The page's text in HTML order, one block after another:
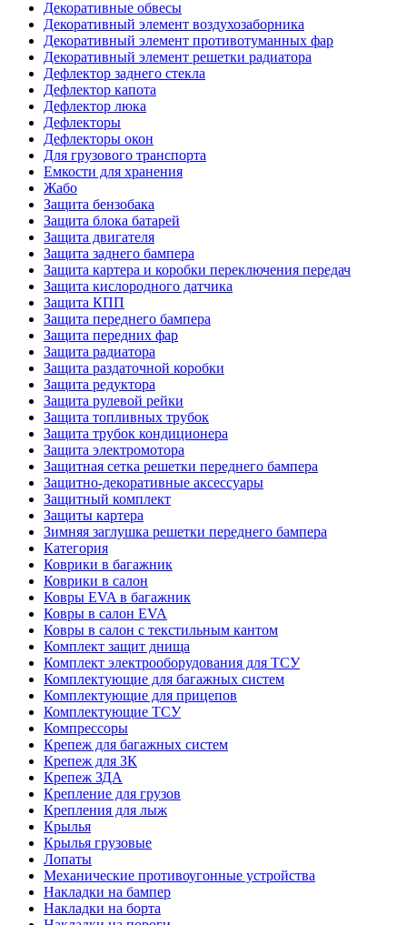
Декоративные обвесы
Декоративный элемент воздухозаборника
Декоративный элемент противотуманных фар
Декоративный элемент решетки радиатора
Дефлектор заднего стекла
Дефлектор капота
Дефлектор люка
Дефлекторы
Дефлекторы окон
Для грузового транспорта
Емкости для хранения
Жабо
Защита бензобака
Защита блока батарей
Защита двигателя
Защита заднего бампера
Защита картера и коробки переключения передач
Защита кислородного датчика
Защита КПП
Защита переднего бампера
Защита передних фар
Защита радиатора
Защита раздаточной коробки
Защита редуктора
Защита рулевой рейки
Защита топливных трубок
Защита трубок кондиционера
Защита электромотора
Защитная сетка решетки переднего бампера
Защитно-декоративные аксессуары
Защитный комплект
Защиты картера
Зимняя заглушка решетки переднего бампера
Категория
Коврики в багажник
Коврики в салон
Ковры EVA в багажник
Ковры в салон EVA
Ковры в салон с текстильным кантом
Комплект защит днища
Комплект электрооборудования для ТСУ
Комплектующие для багажных систем
Комплектующие для прицепов
Комплектующие ТСУ
Компрессоры
Крепеж для багажных систем
Крепеж для ЗК
Крепеж ЗДА
Крепление для грузов
Крепления для лыж
Крылья
Крылья грузовые
Лопаты
Механические противоугонные устройства
Накладки на бампер
Накладки на борта